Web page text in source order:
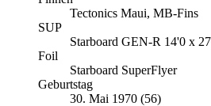
Tectonics Maui, MB-Fins
SUP
Starboard GEN-R 14'0 x
Foil
Starboard SuperFlyer
Geburtstag
30. Mai 1970 (56)